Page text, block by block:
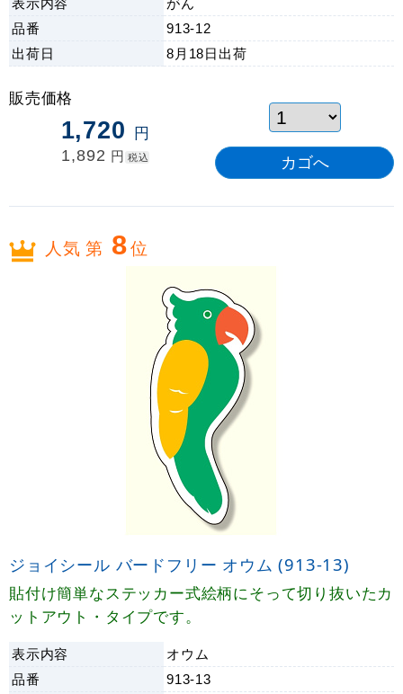
品番
913-12
出荷日 8月18日 出荷
販売価格
1,720 円
1,892 円 税込
人気 第 8位
ジョイシール バードフリー オウム (913-13)
貼付け簡単なステッカー式絵柄にそって切り抜いたカ
ットアウト・タイプです。
表示内容
オウム
品番
913-13